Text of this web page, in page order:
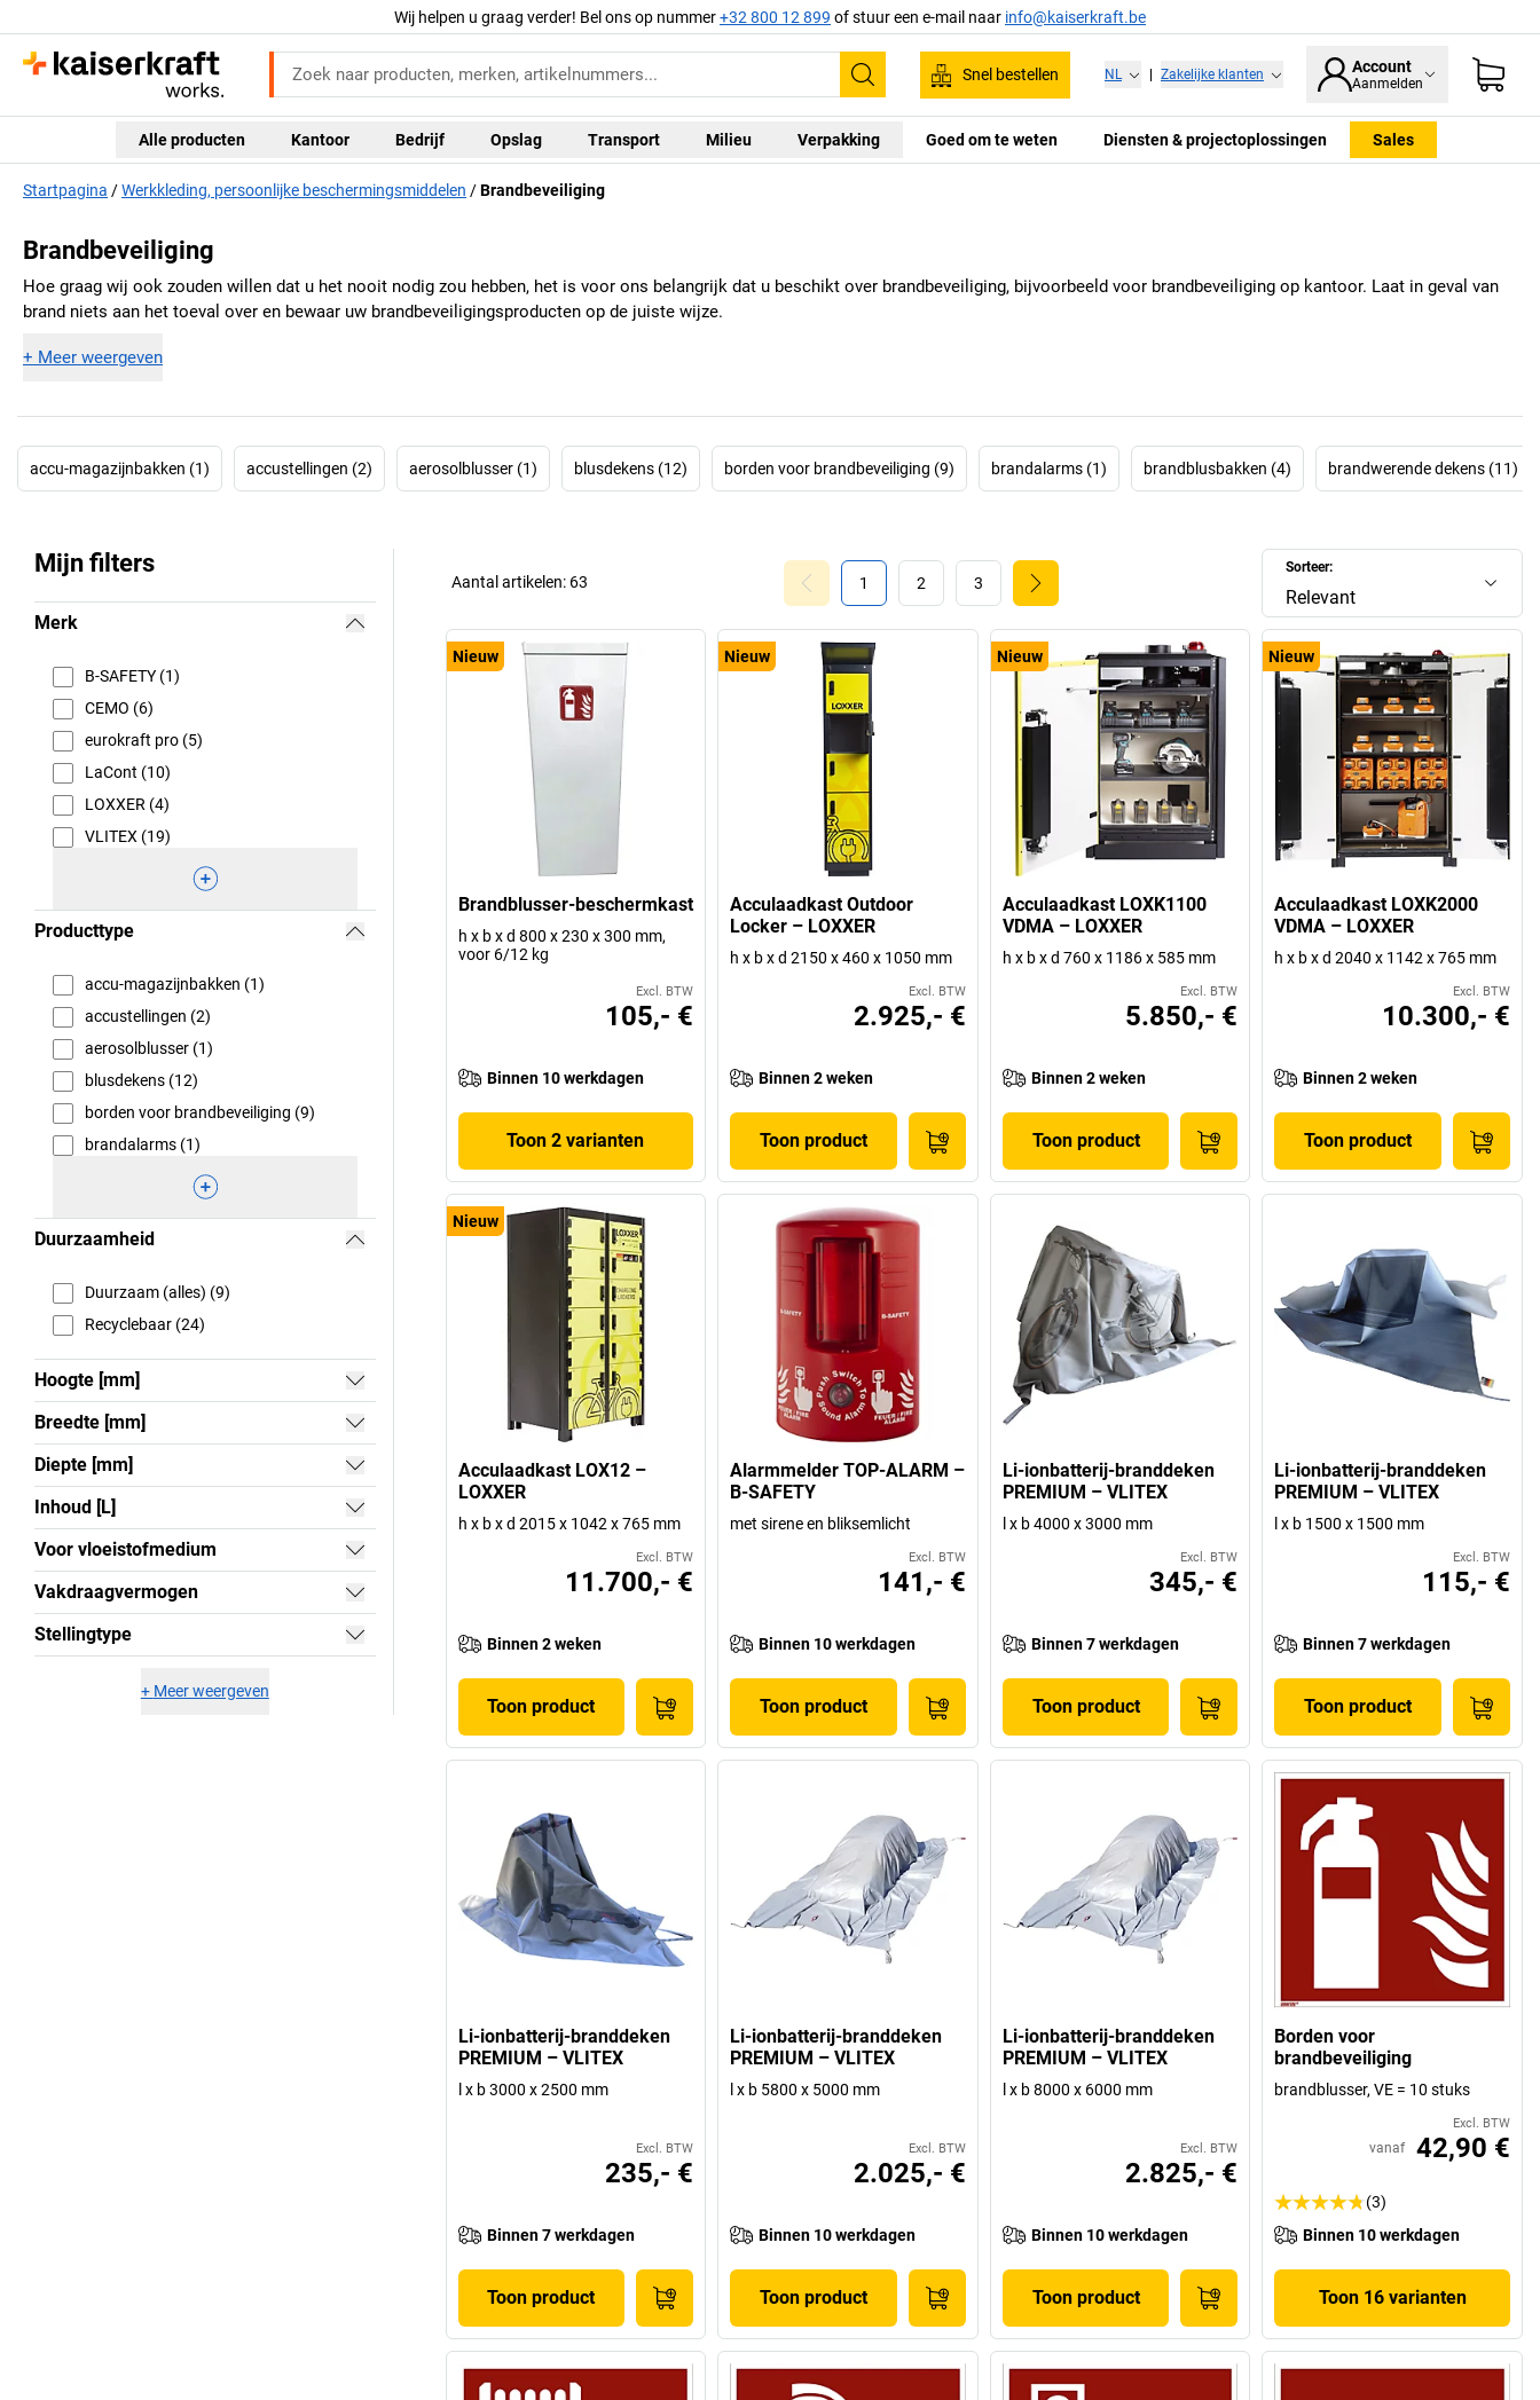
Wij helpen u graag verder! Bel ons op nummer+32 800 12 899 of stuur een e-mail naar info@kaiserkraft.be
Zoeken
Snel bestellen NL Zakelijke klanten Account
Aanmelden
Alle producten Kantoor Bedrijf Opslag Transport Milieu Verpakking Goed om te weten Diensten & projectoplossingen Sales
Startpagina Werkkleding, persoonlijke beschermingsmiddelen Brandbeveiliging
Brandbeveiliging
Hoe graag wij ook zouden willen dat u het nooit nodig zou hebben, het is voor ons belangrijk dat u beschikt over brandbeveiliging, bijvoorbeeld voor brandbeveiliging op kantoor. Laat in geval van
brand niets aan het toeval over en bewaar uw brandbeveiligingsproducten op de juiste wijze.
+ Meer weergeven
accu-magazijnbakken (1) accustellingen (2) aerosolblusser (1) blusdekens (12) borden voor brandbeveiliging (9) brandalarms (1) brandblusbakken (4) brandwerende dekens (11)
Mijn filters
Merk
B-SAFETY (1)
CEMO (6)
eurokraft pro (5)
LaCont (10)
LOXXER (4)
VLITEX (19)
Producttype
accu-magazijnbakken (1)
accustellingen (2)
aerosolblusser (1)
blusdekens (12)
borden voor brandbeveiliging (9)
brandalarms (1)
Duurzaamheid
Duurzaam (alles) (9)
Recyclebaar (24)
Hoogte [mm]
Breedte [mm]
Diepte [mm]
Inhoud [L]
Voor vloeistofmedium
Vakdraagvermogen
Stellingtype
+ Meer weergeven
Sorteer:
Relevant
1 2 3
Aantal artikelen: 63
Nieuw
Brandblusser-beschermkast
h x b x d 800 x 230 x 300 mm,
voor 6/12 kg
Excl. BTW
105,- €
Binnen 10 werkdagen
Toon 2 varianten
Nieuw
Acculaadkast Outdoor
Locker – LOXXER
h x b x d 2150 x 460 x 1050 mm
Excl. BTW
2.925,- €
Binnen 2 weken
Toon product
Nieuw
Acculaadkast LOXK1100
VDMA – LOXXER
h x b x d 760 x 1186 x 585 mm
Excl. BTW
5.850,- €
Binnen 2 weken
Toon product
Nieuw
Acculaadkast LOXK2000
VDMA – LOXXER
h x b x d 2040 x 1142 x 765 mm
Excl. BTW
10.300,- €
Binnen 2 weken
Toon product
Nieuw
Acculaadkast LOX12 –
LOXXER
h x b x d 2015 x 1042 x 765 mm
Excl. BTW
11.700,- €
Binnen 2 weken
Toon product
Alarmmelder TOP-ALARM –
B-SAFETY
met sirene en bliksemlicht
Excl. BTW
141,- €
Binnen 10 werkdagen
Toon product
Li-ionbatterij-branddeken
PREMIUM – VLITEX
l x b 4000 x 3000 mm
Excl. BTW
345,- €
Binnen 7 werkdagen
Toon product
Li-ionbatterij-branddeken
PREMIUM – VLITEX
l x b 1500 x 1500 mm
Excl. BTW
115,- €
Binnen 7 werkdagen
Toon product
Li-ionbatterij-branddeken
PREMIUM – VLITEX
l x b 3000 x 2500 mm
Excl. BTW
235,- €
Binnen 7 werkdagen
Toon product
Li-ionbatterij-branddeken
PREMIUM – VLITEX
l x b 5800 x 5000 mm
Excl. BTW
2.025,- €
Binnen 10 werkdagen
Toon product
Li-ionbatterij-branddeken
PREMIUM – VLITEX
l x b 8000 x 6000 mm
Excl. BTW
2.825,- €
Binnen 10 werkdagen
Toon product
Borden voor
brandbeveiliging
brandblusser, VE = 10 stuks
Excl. BTW
vanaf 42,90 €
(3)
Binnen 10 werkdagen
Toon 16 varianten